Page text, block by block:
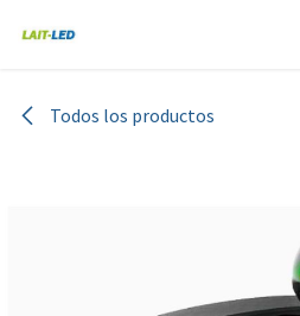
Todos los productos